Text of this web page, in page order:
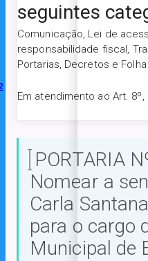
seguintes
Comunicação, Lei de
responsabilidade fiscal,
Portarias, Decretos e
Em atendimento ao Art. 8º,
PORTARIA
Nomear a
Carla
para o cargo
Municipal de